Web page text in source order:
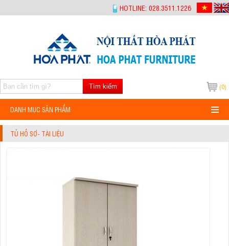
HOTLINE: 028.3511.1226
(0)
Tìm kiếm
DANH MỤC SẢN PHẨM
TỦ HỒ SƠ- TÀI LIỆU